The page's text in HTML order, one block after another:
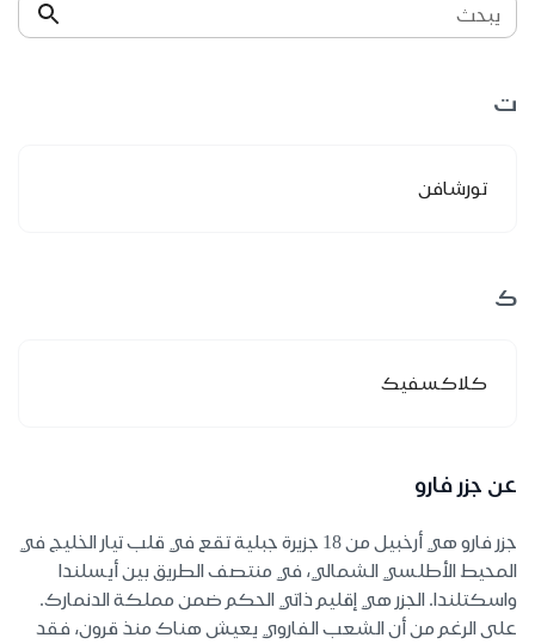
يبحث
ت
تورشافن
ك
كلاكسفيك
عن جزر فارو
جزر فارو هي أرخبيل من 18 جزيرة جبلية تقع في قلب تيار الخليج في
المحيط الأطلسي الشمالي، في منتصف الطريق بين أيسلندا
واسكتلندا. الجزر هي إقليم ذاتي الحكم ضمن مملكة الدنمارك.
على الرغم من أن الشعب الفاروي يعيش هناك منذ قرون، فقد